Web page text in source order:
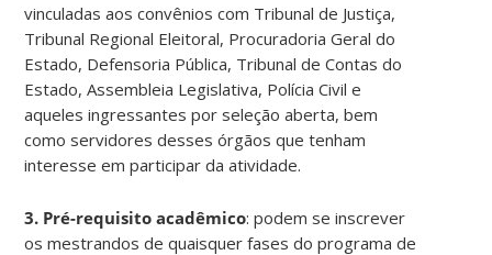
vinculadas aos convênios com Tribunal de Justiça,
Tribunal Regional Eleitoral, Procuradoria Geral do
Estado, Defensoria Pública, Tribunal de Contas do
Estado, Assembleia Legislativa, Polícia Civil e
aqueles ingressantes por seleção aberta, bem
como servidores desses órgãos que tenham
interesse em participar da atividade.
3. Pré-requisito acadêmico: podem se inscrever
os mestrandos de quaisquer fases do programa de